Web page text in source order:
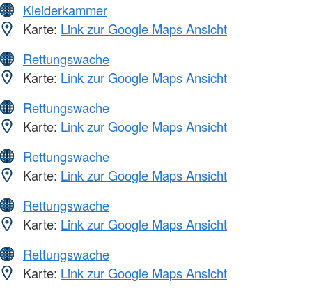
Kleiderkammer
Karte: Link zur Google Maps Ansicht
Rettungswache
Karte: Link zur Google Maps Ansicht
Rettungswache
Karte: Link zur Google Maps Ansicht
Rettungswache
Karte: Link zur Google Maps Ansicht
Rettungswache
Karte: Link zur Google Maps Ansicht
Rettungswache
Karte: Link zur Google Maps Ansicht